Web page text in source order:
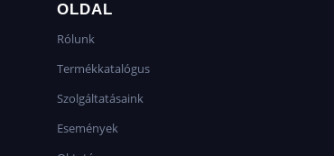
OLDAL
Rólunk
Termékkatalógus
Szolgáltatásaink
Események